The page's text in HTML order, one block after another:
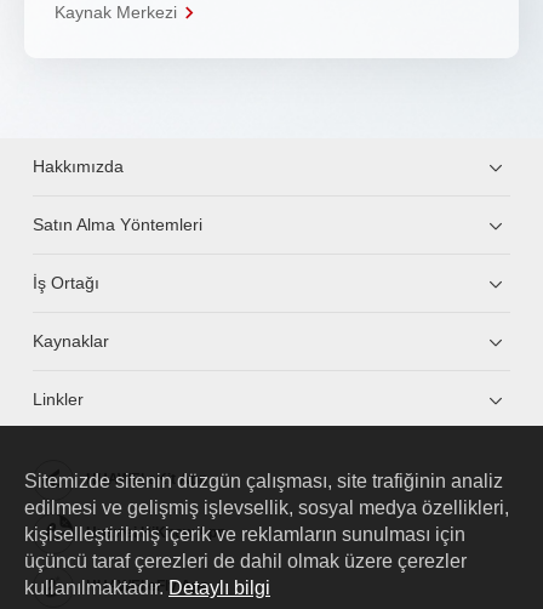
Kaynak Merkezi
Hakkımızda
Satın Alma Yöntemleri
İş Ortağı
Kaynaklar
Linkler
HUAWEI eKit App
Huawei HiKnow App
HUAWEI eFly App
Sitemizde sitenin düzgün çalışması, site trafiğinin analiz
edilmesi ve gelişmiş işlevsellik, sosyal medya özellikleri,
kişiselleştirilmiş içerik ve reklamların sunulması için
üçüncü taraf çerezleri de dahil olmak üzere çerezler
kullanılmaktadır. Detaylı bilgi